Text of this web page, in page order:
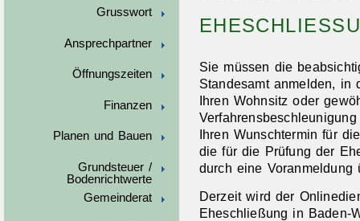
Grusswort
Ansprechpartner
Öffnungszeiten
Finanzen
Planen und Bauen
Grundsteuer /
Bodenrichtwerte
Gemeinderat
Sie müssen die
Standesamt anmelden, in
Ihren Wohnsitz oder
Ihren Wunschtermin für
die für die Prüfung der
durch eine Voranmeldung
Derzeit wird der
Eheschließung in Baden-